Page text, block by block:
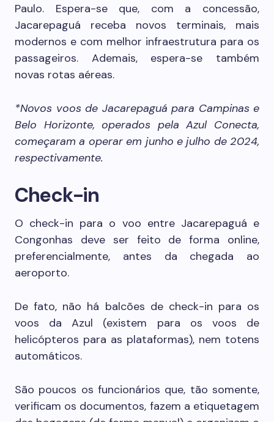
Paulo. Espera-se que, com a concessão,
Jacarepaguá receba novos terminais, mais
modernos e com melhor infraestrutura para os
passageiros. Ademais, espera-se também
novas rotas aéreas.
*Novos voos de Jacarepaguá para Campinas e
Belo Horizonte, operados pela Azul Conecta,
começaram a operar em junho e julho de 2024,
respectivamente.
Check-in
O check-in para o voo entre Jacarepaguá e
Congonhas deve ser feito de forma online,
preferencialmente, antes da chegada ao
aeroporto.
De fato, não há balcões de check-in para os
voos da Azul (existem para os voos de
helicópteros para as plataformas), nem totens
automáticos.
São poucos os funcionários que, tão somente,
verificam os documentos, fazem a etiquetagem